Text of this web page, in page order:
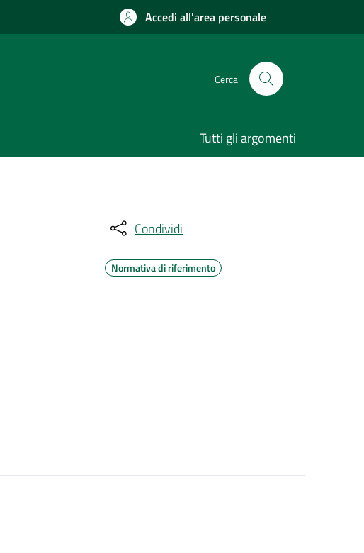
Accedi all'area personale
Cerca
Tutti gli argomenti
Condividi
Normativa di riferimento